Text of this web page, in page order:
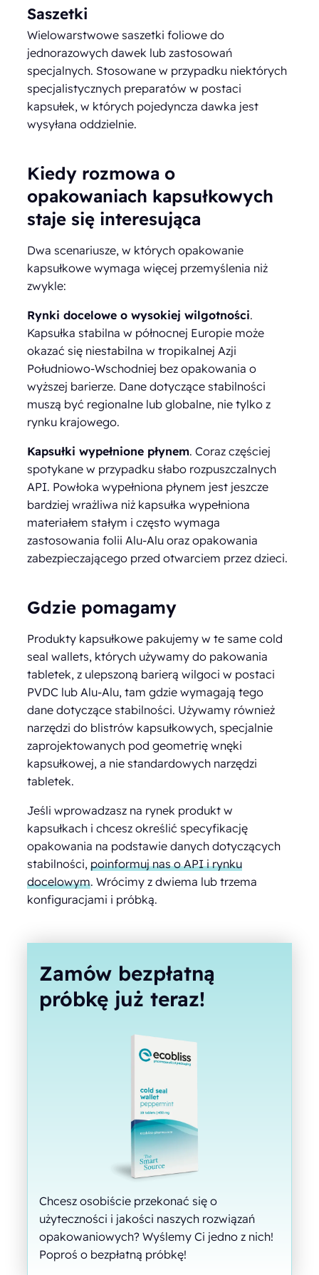
Saszetki
Wielowarstwowe saszetki foliowe do
jednorazowych dawek lub zastosowań
specjalnych. Stosowane w przypadku niektórych
specjalistycznych preparatów w postaci
kapsułek, w których pojedyncza dawka jest
wysyłana oddzielnie.
Kiedy rozmowa o
opakowaniach kapsułkowych
staje się interesująca
Dwa scenariusze, w których opakowanie
kapsułkowe wymaga więcej przemyślenia niż
zwykle:
Rynki docelowe o wysokiej wilgotności.
Kapsułka stabilna w północnej Europie może
okazać się niestabilna w tropikalnej Azji
Południowo-Wschodniej bez opakowania o
wyższej barierze. Dane dotyczące stabilności
muszą być regionalne lub globalne, nie tylko z
rynku krajowego.
Kapsułki wypełnione płynem. Coraz częściej
spotykane w przypadku słabo rozpuszczalnych
API. Powłoka wypełniona płynem jest jeszcze
bardziej wrażliwa niż kapsułka wypełniona
materiałem stałym i często wymaga
zastosowania folii Alu-Alu oraz opakowania
zabezpieczającego przed otwarciem przez dzieci.
Gdzie pomagamy
Produkty kapsułkowe pakujemy w te same cold
seal wallets, których używamy do pakowania
tabletek, z ulepszoną barierą wilgoci w postaci
PVDC lub Alu-Alu, tam gdzie wymagają tego
dane dotyczące stabilności. Używamy również
narzędzi do blistrów kapsułkowych, specjalnie
zaprojektowanych pod geometrię wnęki
kapsułkowej, a nie standardowych narzędzi
tabletek.
Jeśli wprowadzasz na rynek produkt w
kapsułkach i chcesz określić specyfikację
opakowania na podstawie danych dotyczących
stabilności,poinformuj nas o API i rynku
docelowym. Wrócimy z dwiema lub trzema
konfiguracjami i próbką.
Zamów bezpłatną
próbkę już teraz!
Chcesz osobiście przekonać się o
użyteczności i jakości naszych rozwiązań
opakowaniowych? Wyślemy Ci jedno z nich!
Poproś o bezpłatną próbkę!